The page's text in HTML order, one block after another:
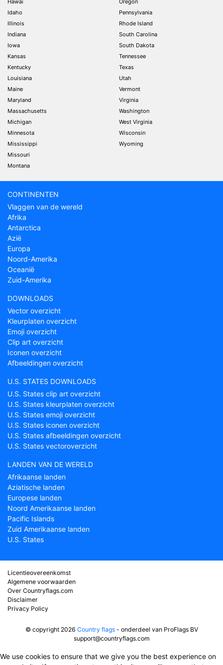
Idaho
Illinois
Indiana
Iowa
Kansas
Kentucky
Louisiana
Maine
Maryland
Massachusetts
Michigan
Minnesota
Mississippi
Missouri
Montana
Pennsylvania
Rhode Island
South Carolina
South Dakota
Tennessee
Texas
Utah
Vermont
Virginia
Washington
West Virginia
Wisconsin
Wyoming
CONTINENTEN
Vlaggen van de wereld
Afrika
Antarctica
Azië
Europa
Noord-Amerika
Oceanië
Zuid-Amerika
DOWNLOADS
Vector overzicht
Kleurplaten overzicht
Emoji overzicht
Clip art overzicht
Iconen overzicht
Afbeeldingen overzicht
U.S. STATES DOWNLOADS
U.S. States clip art overzicht
U.S. States kleurplaten overzicht
U.S. States emoji overzicht
U.S. States iconen overzicht
U.S. States afbeeldingen overzicht
U.S. States vectoroverzicht
LANDEN VAN DE WERELD
Afrikaanse landen
Aziatische landen
Europese landen
Noord Amerikaanse landen
Pacific Islands
Zuid Amerikaanse landen
U.S. States
Licentieovereenkomst
Algemene voorwaarden
Over Countryflags.com
Disclaimer
Privacy Policy
© copyright 2026 Country flags- onderdeel van ProFlags BV
support@countryflags.com
We use cookies to ensure that we give you the best experience on